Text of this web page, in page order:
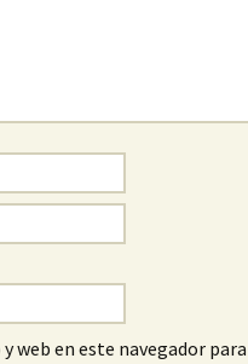
web en este navegador